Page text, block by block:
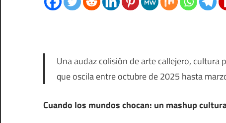
Una audaz colisión de arte callejero, cultura
que oscila entre octubre de 2025 hasta
Cuando los mundos chocan: un mashup